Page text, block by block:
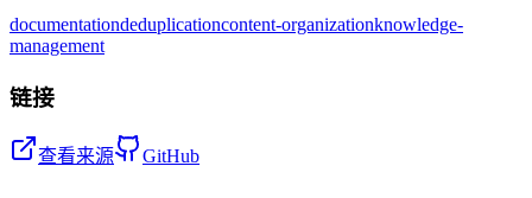
documentationdeduplicationcontent-organizationknowledge-
management
链接
查看来源 GitHub